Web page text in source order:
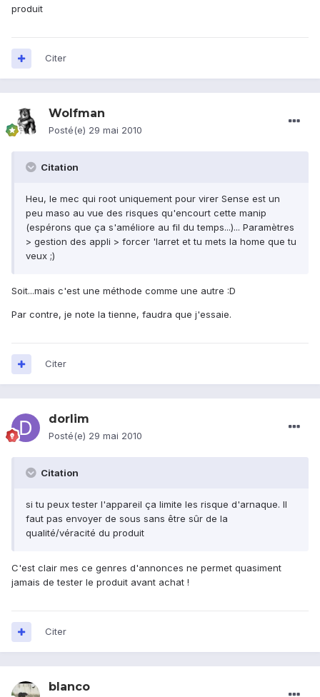
produit
Citer
Wolfman
Posté(e) 29 mai 2010
Citation
Heu, le mec qui root uniquement pour virer Sense est un
peu maso au vue des risques qu'encourt cette manip
(espérons que ça s'améliore au fil du temps...)... Paramètres
> gestion des appli > forcer 'larret et tu mets la home que tu
veux ;)
Soit...mais c'est une méthode comme une autre :D
Par contre, je note la tienne, faudra que j'essaie.
Citer
dorlim
Posté(e) 29 mai 2010
Citation
si tu peux tester l'appareil ça limite les risque d'arnaque. Il
faut pas envoyer de sous sans être sûr de la
qualité/véracité du produit
C'est clair mes ce genres d'annonces ne permet quasiment
jamais de tester le produit avant achat !
Citer
blanco